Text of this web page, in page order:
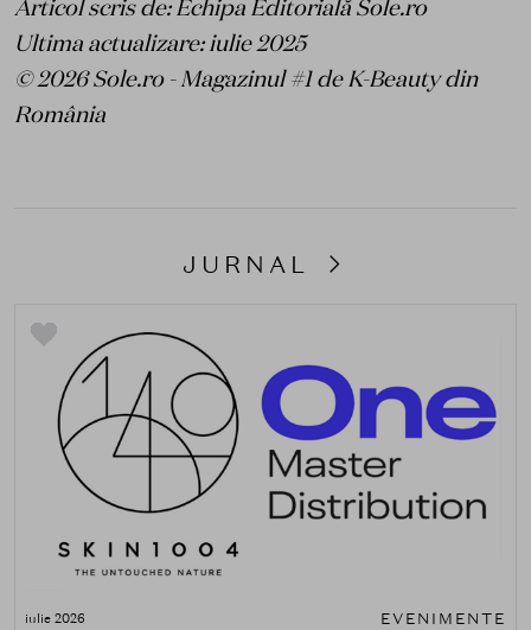
Articol scris de: Echipa Editorială Sole.ro
Ultima actualizare: iulie 2025
© 2026 Sole.ro - Magazinul #1 de K-Beauty din
România
JURNAL
iulie 2026 EVENIMENTE